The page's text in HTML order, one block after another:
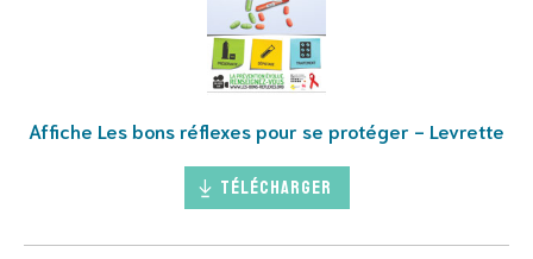
Affiche Les bons réflexes pour se protéger - Levrette
Télécharger